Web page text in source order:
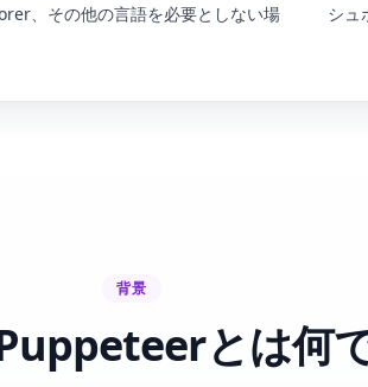
、その他の言語を必要としない場
シュ
背景
とは何